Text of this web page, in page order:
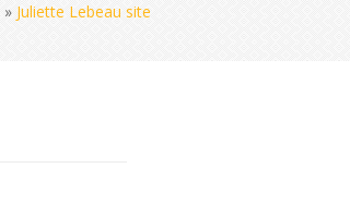
» Juliette Lebeau site